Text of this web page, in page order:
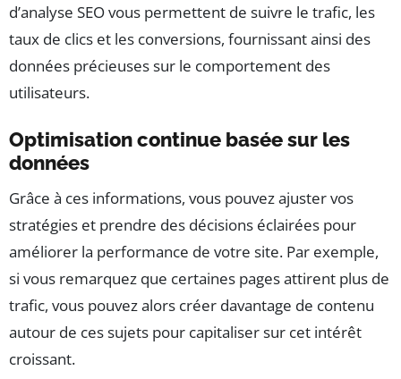
d’analyse SEO vous permettent de suivre le trafic, les
taux de clics et les conversions, fournissant ainsi des
données précieuses sur le comportement des
utilisateurs.
Optimisation continue basée sur les
données
Grâce à ces informations, vous pouvez ajuster vos
stratégies et prendre des décisions éclairées pour
améliorer la performance de votre site. Par exemple,
si vous remarquez que certaines pages attirent plus de
trafic, vous pouvez alors créer davantage de contenu
autour de ces sujets pour capitaliser sur cet intérêt
croissant.